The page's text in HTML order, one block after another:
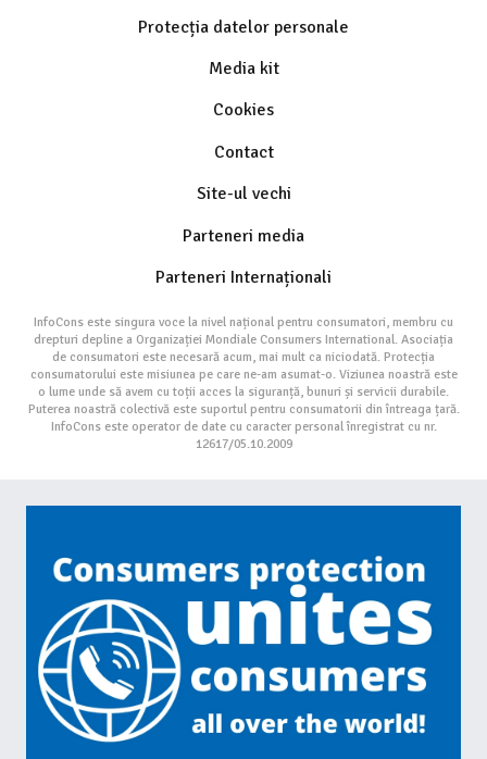
Protecția datelor personale
Media kit
Cookies
Contact
Site-ul vechi
Parteneri media
Parteneri Internaționali
InfoCons este singura voce la nivel național pentru consumatori, membru cu
drepturi depline a Organizației Mondiale Consumers International. Asociația
de consumatori este necesară acum, mai mult ca niciodată. Protecția
consumatorului este misiunea pe care ne-am asumat-o. Viziunea noastră este
o lume unde să avem cu toții acces la siguranță, bunuri și servicii durabile.
Puterea noastră colectivă este suportul pentru consumatorii din întreaga țară.
InfoCons este operator de date cu caracter personal înregistrat cu nr.
12617/05.10.2009